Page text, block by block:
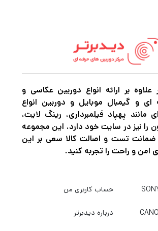
علاوه بر ارائه انواع دوربین عکاسی و
ای و گیمبال موبایل و دوربین انواع
مانند پهپاد فیلمبرداری، رینگ لایت،
را نیز در سایت خود دارد. این مجموعه
ضمانت تست و اصالت کالا سعی بر این
امن و راحت را تجربه کنید.
حساب کاربری من
درباره دیدبرتر